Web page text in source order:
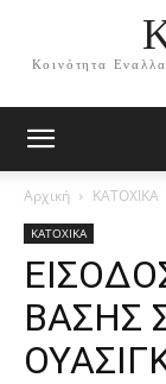
Κοινότητα
Αρχική ΚΑΤΟΧΙΚΑ
ΚΑΤΟΧΙΚΑ
ΒΑΣΗΣ